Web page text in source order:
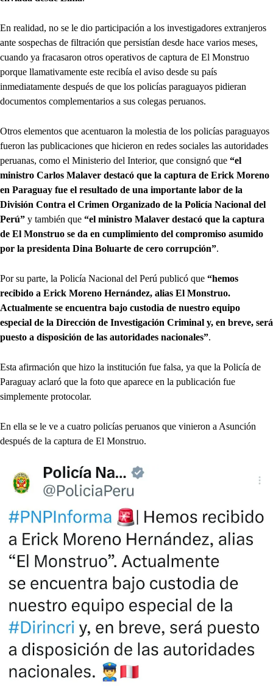
En realidad, no se le dio participación a los investigadores extranjeros
ante sospechas de filtración que persistían desde hace varios meses,
cuando ya fracasaron otros operativos de captura de El Monstruo
porque llamativamente este recibía el aviso desde su país
inmediatamente después de que los policías paraguayos pidieran
documentos complementarios a sus colegas peruanos.
Otros elementos que acentuaron la molestia de los policías paraguayos
fueron las publicaciones que hicieron en redes sociales las autoridades
peruanas, como el Ministerio del Interior, que consignó que “el
ministro Carlos Malaver destacó que la captura de Erick Moreno
en Paraguay fue el resultado de una importante labor de la
División Contra el Crimen Organizado de la Policía Nacional del
Perú” y también que “el ministro Malaver destacó que la captura
de El Monstruo se da en cumplimiento del compromiso asumido
por la presidenta Dina Boluarte de cero corrupción”.
Por su parte, la Policía Nacional del Perú publicó que “hemos
recibido a Erick Moreno Hernández, alias El Monstruo.
Actualmente se encuentra bajo custodia de nuestro equipo
especial de la Dirección de Investigación Criminal y, en breve, será
puesto a disposición de las autoridades nacionales”.
Esta afirmación que hizo la institución fue falsa, ya que la Policía de
Paraguay aclaró que la foto que aparece en la publicación fue
simplemente protocolar.
En ella se le ve a cuatro policías peruanos que vinieron a Asunción
después de la captura de El Monstruo.